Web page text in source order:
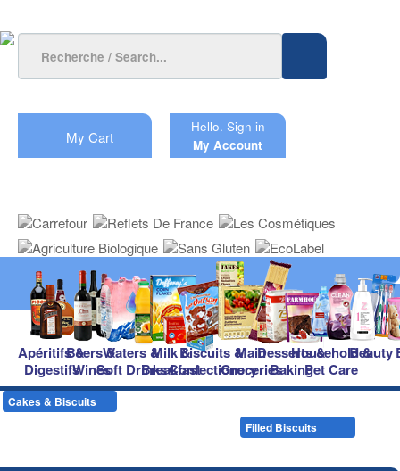
My Cart
Hello. Sign in
My Account
Apéritifs &
Digestifs
Beers &
Wines
Waters &
Soft Drinks
Milk &
Breakfast
Biscuits &
Confectionery
Main
Groceries
Desserts &
Baking
Household &
Pet Care
Beauty
Cakes & Biscuits
Filled Biscuits